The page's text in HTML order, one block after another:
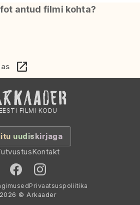
antud filmi kohta?
EESTI FILMI KODU
uudiskirjaga
Kontakt
Privaatsuspoliitika
2026 © Arkaader